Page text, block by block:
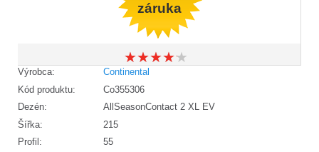
záruka
★★★★★
★★★★★
Výrobca:
Continental
Kód produktu:
Co355306
Dezén:
AllSeasonContact 2 XL EV
Šířka:
215
Profil:
55